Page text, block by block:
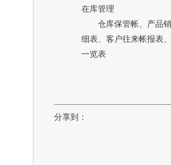
在库管理
仓库保管帐、产品
细表、客户往来帐报表
一览表
分享到：